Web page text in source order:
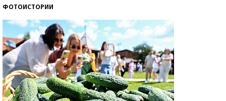
ФОТОИСТОРИИ